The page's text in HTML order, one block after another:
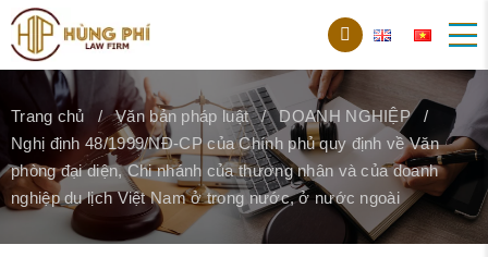
Trang chủ Văn bản pháp luật
DOANH NGHIỆP
Nghị định 48/1999/NĐ-CP của Chính phủ quy định về Văn
phòng đại diện, Chi nhánh của thương nhân và của doanh
nghiệp du lịch Việt Nam ở trong nước, ở nước ngoài